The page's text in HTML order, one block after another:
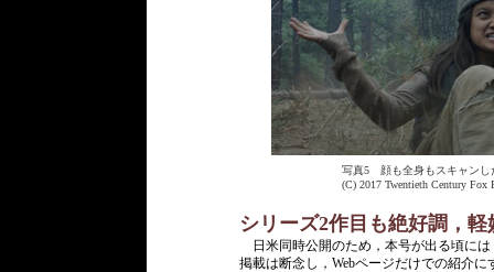
写真5 顔も全身もスキャンし
(C) 2017 Twentieth Century Fox
シリーズ2作目も絶好調，
日米同時公開のため，本号が出る頃に
掲載は断念し，Webページだけでの紹介